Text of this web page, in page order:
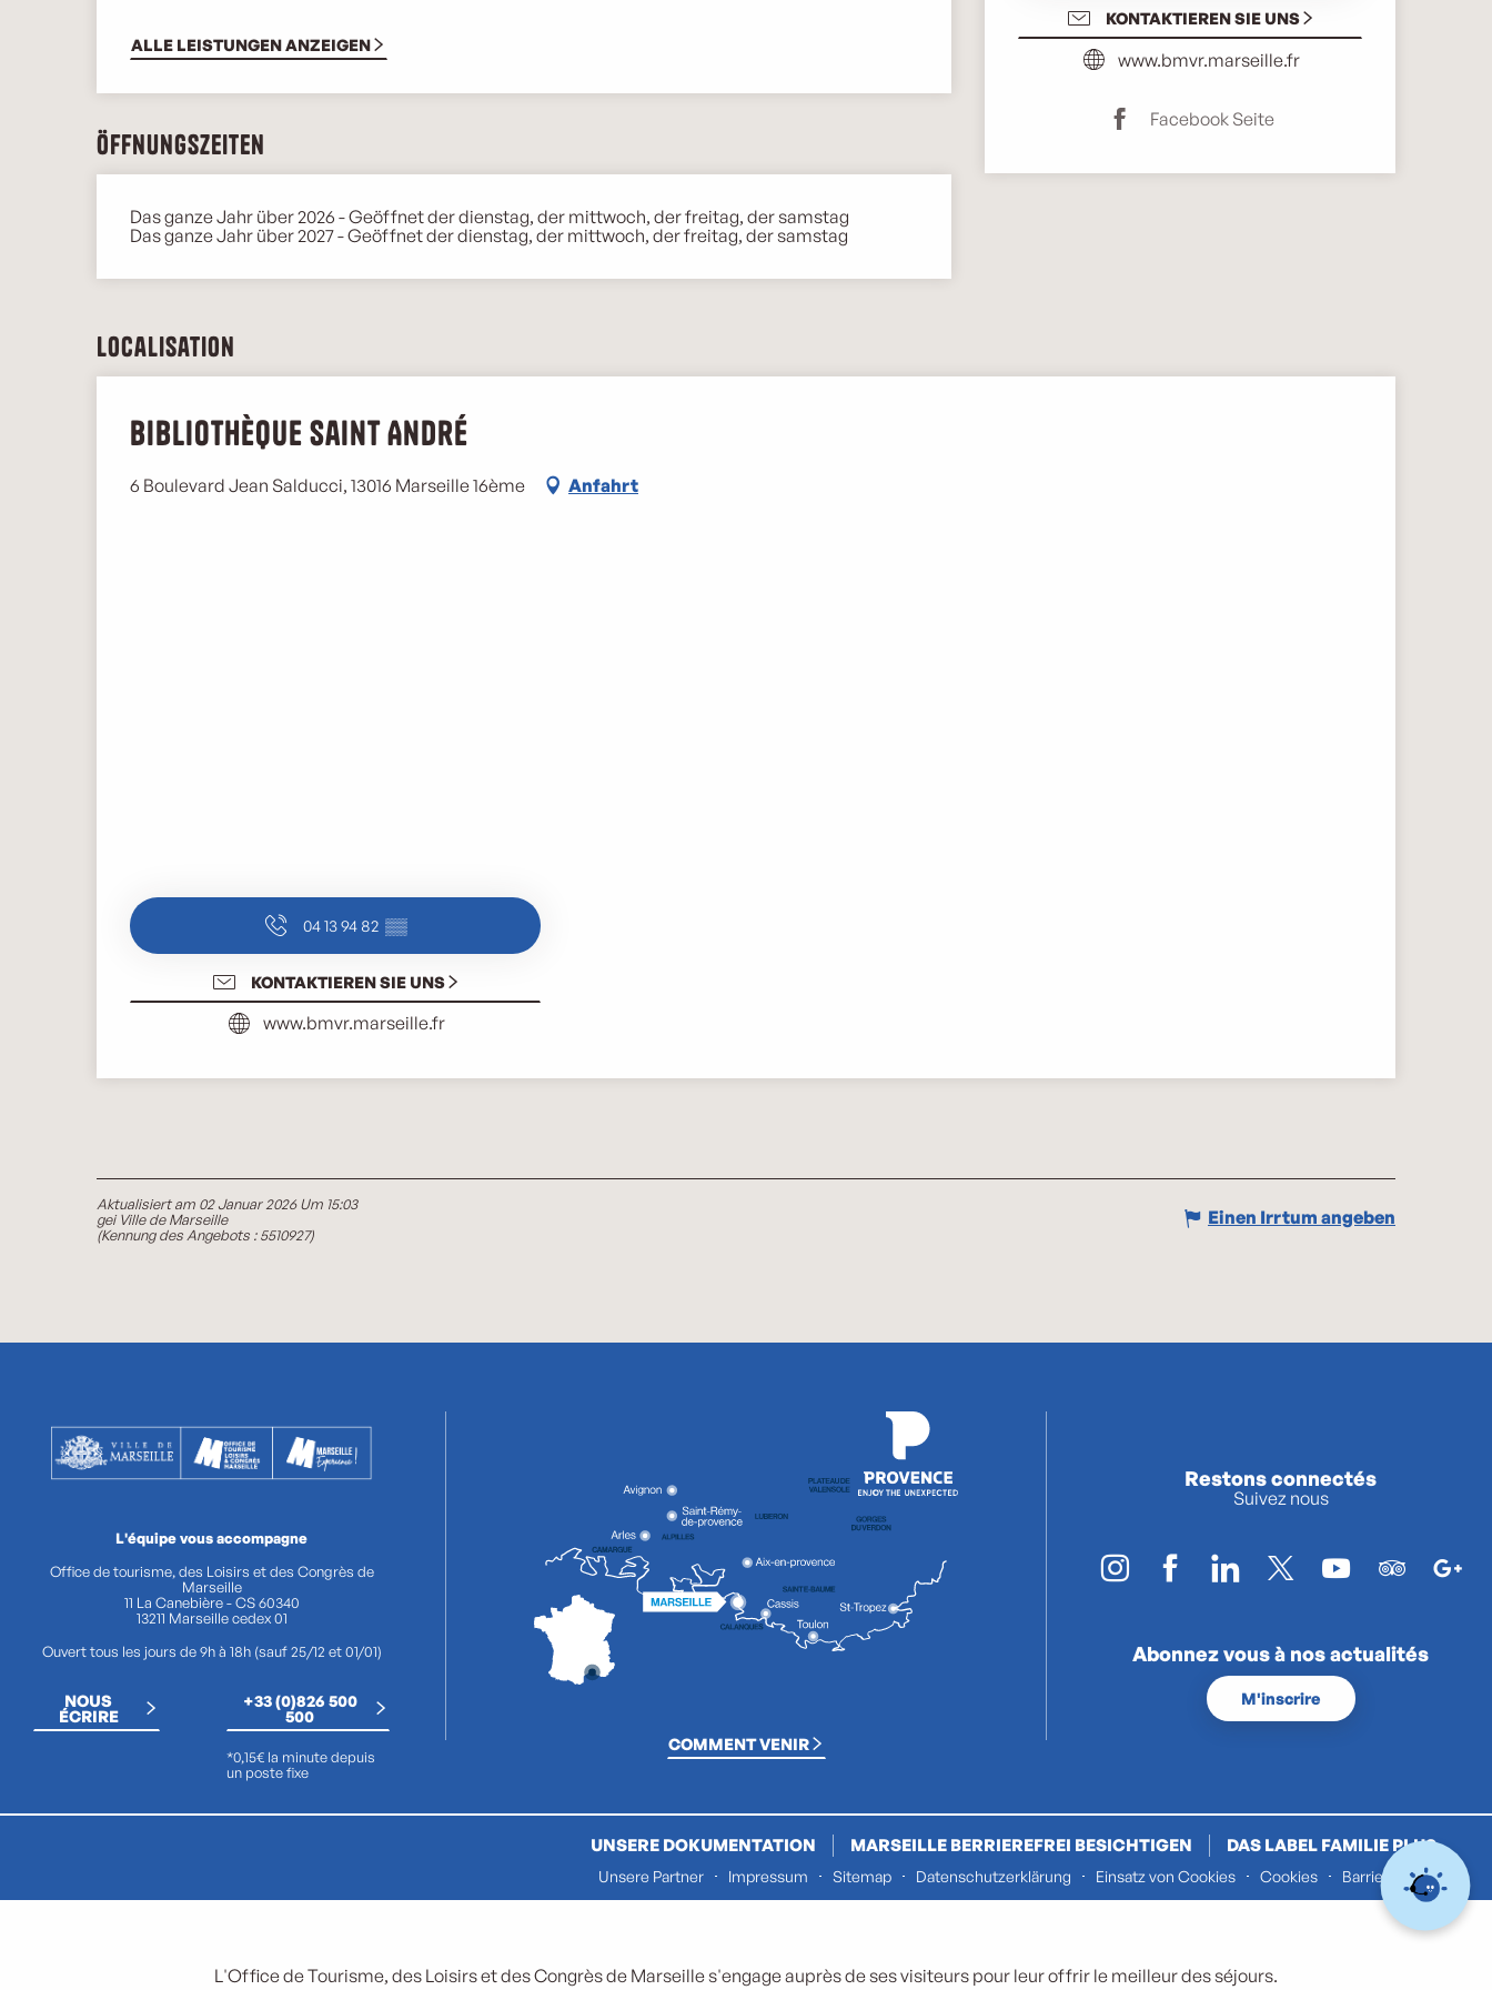
KONTAKTIEREN SIE UNS
www.bmvr.marseille.fr
Facebook Seite
ALLE LEISTUNGEN ANZEIGEN
Öffnungszeiten
Das ganze Jahr über 2026 - Geöffnet der dienstag, der mittwoch, der freitag, der samstag
Das ganze Jahr über 2027 - Geöffnet der dienstag, der mittwoch, der freitag, der samstag
Localisation
Bibliothèque Saint André
6 Boulevard Jean Salducci, 13016 Marseille 16ème Anfahrt
04 13 94 82 ▒▒
KONTAKTIEREN SIE UNS
www.bmvr.marseille.fr
Aktualisiert am 02 Januar 2026 Um 15:03
gei Ville de Marseille
(Kennung des Angebots :5510927)
Einen Irrtum angeben
L'équipe vous accompagne
Office de tourisme, des Loisirs et des Congrès de
Marseille
11 La Canebière - CS 60340
13211 Marseille cedex 01
Ouvert tous les jours de 9h à 18h (sauf 25/12 et 01/01)
NOUS
ÉCRIRE
+33 (0)826 500
500
*0,15€ la minute depuis
un poste fixe
COMMENT VENIR
Restons connectés
Suivez nous
Abonnez vous à nos actualités
M'inscrire
UNSERE DOKUMENTATION MARSEILLE BERRIEREFREI BESICHTIGEN DAS LABEL FAMILIE PLUS
Unsere Partner Impressum Sitemap Datenschutzerklärung Einsatz von Cookies Cookies Barrierefreiheit
L'Office de Tourisme, des Loisirs et des Congrès de Marseille s'engage auprès de ses visiteurs pour leur offrir le meilleur des séjours.